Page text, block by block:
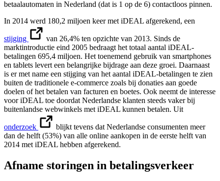
betaalautomaten in Nederland (dat is 1 op de 6) contactloos pinnen.
In 2014 werd 180,2 miljoen keer met iDEAL afgerekend, een
stijging
van 26,4% ten opzichte van 2013. Sinds de
marktintroductie eind 2005 bedraagt het totaal aantal iDEAL-
betalingen 695,4 miljoen. Het toenemend gebruik van smartphones
en tablets levert een belangrijke bijdrage aan deze groei. Daarnaast
is er met name een stijging van het aantal iDEAL-betalingen te zien
buiten de traditionele e-commerce zoals bij donaties aan goede
doelen of het betalen van facturen en boetes. Ook neemt de interesse
voor iDEAL toe doordat Nederlandse klanten steeds vaker bij
buitenlandse webwinkels met iDEAL kunnen betalen. Uit
onderzoek
blijkt tevens dat Nederlandse consumenten meer
dan de helft (53%) van alle online aankopen in de eerste helft van
2014 met iDEAL hebben afgerekend.
Afname storingen in betalingsverkeer